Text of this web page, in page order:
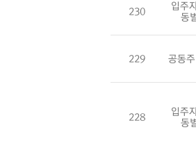
230
입주
동
229 공동
228
입주
동